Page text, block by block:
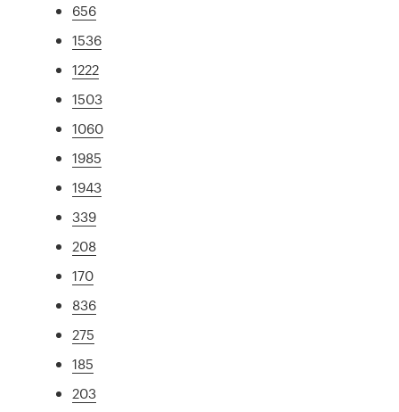
656
1536
1222
1503
1060
1985
1943
339
208
170
836
275
185
203